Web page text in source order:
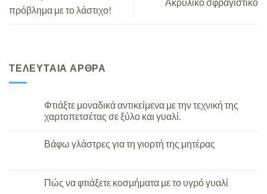
πρόβλημα με το λάστιχο!
Ακρυλικό σφραγιστικό
ΤΕΛΕΥΤΑΙΑ ΑΡΘΡΑ
Φτιάξτε μοναδικά αντικείμενα με την τεχνική της
χαρτοπετσέτας σε ξύλο και γυαλί.
Βάφω γλάστρες για τη γιορτή της μητέρας
Πώς να φτιάξετε κοσμήματα με το υγρό γυαλί